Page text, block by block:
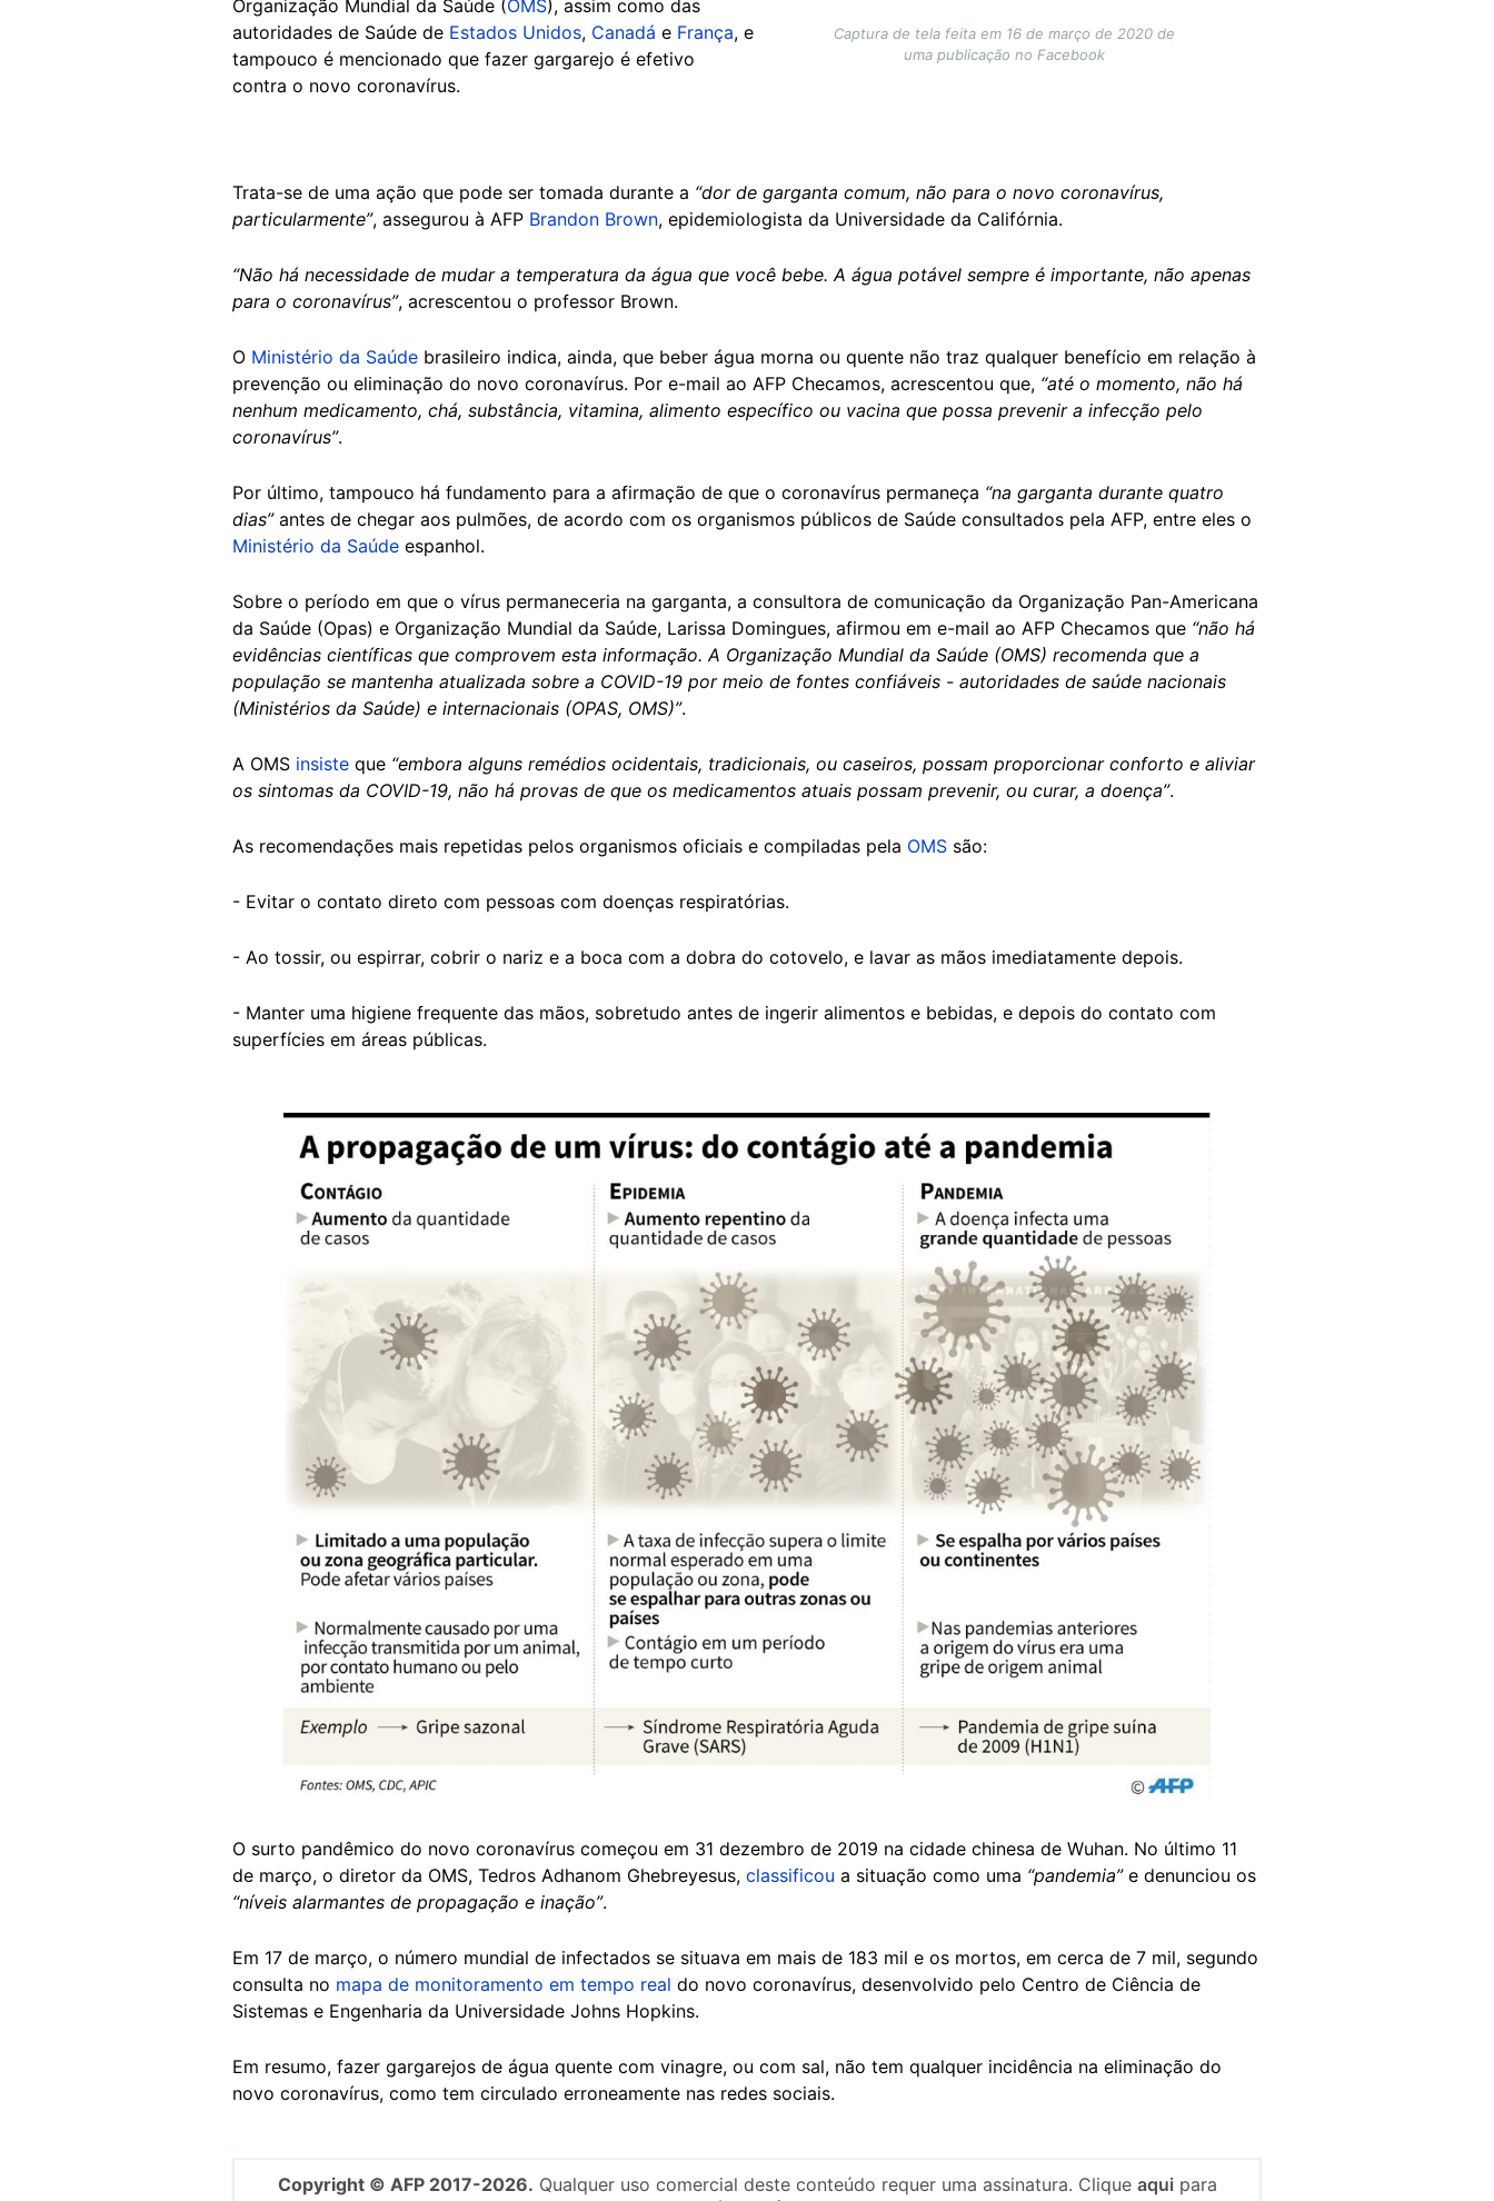
Captura de tela feita em 16 de março de 2020 de
uma publicação no Facebook
Organização Mundial da Saúde (OMS), assim como das
autoridades de Saúde de Estados Unidos, Canadá e França, e
tampouco é mencionado que fazer gargarejo é efetivo
contra o novo coronavírus.
Trata-se de uma ação que pode ser tomada durante a “dor de garganta comum, não para o novo coronavírus,
particularmente”, assegurou à AFP Brandon Brown, epidemiologista da Universidade da Califórnia.
“Não há necessidade de mudar a temperatura da água que você bebe. A água potável sempre é importante, não apenas
para o coronavírus”, acrescentou o professor Brown.
O Ministério da Saúde brasileiro indica, ainda, que beber água morna ou quente não traz qualquer benefício em relação à
prevenção ou eliminação do novo coronavírus. Por e-mail ao AFP Checamos, acrescentou que, “até o momento, não há
nenhum medicamento, chá, substância, vitamina, alimento específico ou vacina que possa prevenir a infecção pelo
coronavírus”.
Por último, tampouco há fundamento para a afirmação de que o coronavírus permaneça “na garganta durante quatro
dias”antes de chegar aos pulmões, de acordo com os organismos públicos de Saúde consultados pela AFP, entre eles o
Ministério da Saúde espanhol.
Sobre o período em que o vírus permaneceria na garganta, a consultora de comunicação da Organização Pan-Americana
da Saúde (Opas) e Organização Mundial da Saúde, Larissa Domingues, afirmou em e-mail ao AFP Checamos que “não há
evidências científicas que comprovem esta informação. A Organização Mundial da Saúde (OMS) recomenda que a
população se mantenha atualizada sobre a COVID-19 por meio de fontes confiáveis - autoridades de saúde nacionais
(Ministérios da Saúde) e internacionais (OPAS, OMS)”.
A OMS insiste que “embora alguns remédios ocidentais, tradicionais, ou caseiros, possam proporcionar conforto e aliviar
os sintomas da COVID-19, não há provas de que os medicamentos atuais possam prevenir, ou curar, a doença”.
As recomendações mais repetidas pelos organismos oficiais e compiladas pela OMS são:
- Evitar o contato direto com pessoas com doenças respiratórias.
- Ao tossir, ou espirrar, cobrir o nariz e a boca com a dobra do cotovelo, e lavar as mãos imediatamente depois.
- Manter uma higiene frequente das mãos, sobretudo antes de ingerir alimentos e bebidas, e depois do contato com
superfícies em áreas públicas.
Image
O surto pandêmico do novo coronavírus começou em 31 dezembro de 2019 na cidade chinesa de Wuhan. No último 11
de março, o diretor da OMS, Tedros Adhanom Ghebreyesus, classificou a situação como uma “pandemia”e denunciou os
“níveis alarmantes de propagação e inação”.
Em 17 de março, o número mundial de infectados se situava em mais de 183 mil e os mortos, em cerca de 7 mil, segundo
consulta no mapa de monitoramento em tempo real do novo coronavírus, desenvolvido pelo Centro de Ciência de
Sistemas e Engenharia da Universidade Johns Hopkins.
Em resumo, fazer gargarejos de água quente com vinagre, ou com sal, não tem qualquer incidência na eliminação do
novo coronavírus, como tem circulado erroneamente nas redes sociais.
Copyright © AFP 2017-2026. Qualquer uso comercial deste conteúdo requer uma assinatura. Clique aqui para